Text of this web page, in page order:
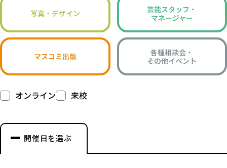
写真・デザイン
芸能スタッフ・
マネージャー
マスコミ出版
各種相談会・
その他イベント
オンライン 来校
開催日を選ぶ